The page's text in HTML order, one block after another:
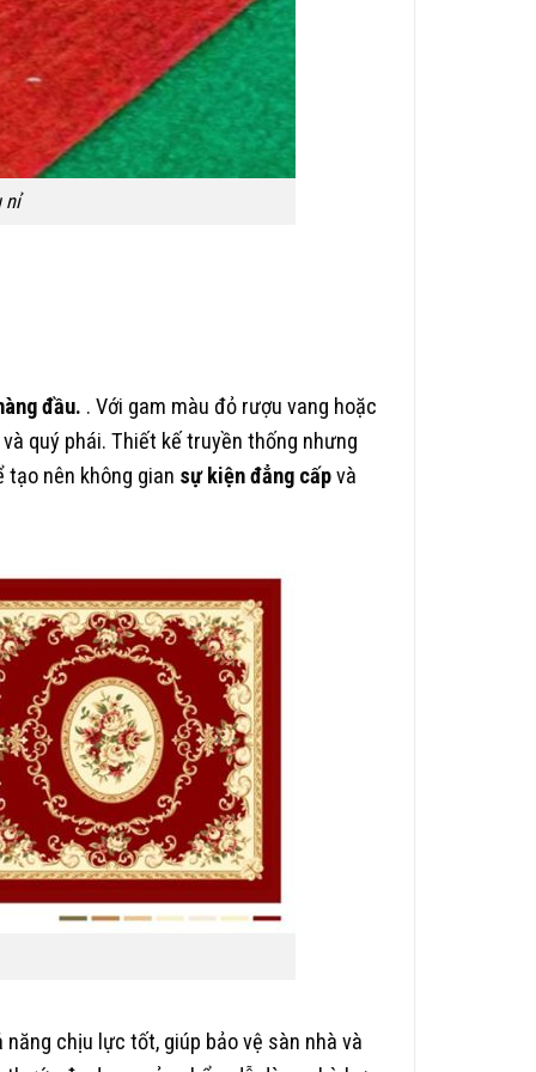
nỉ
đầu. . Với gam màu đỏ rượu vang hoặc
và quý phái. Thiết kế truyền thống nhưng
nên không gian sự kiện đẳng cấpvà
chịu lực tốt, giúp bảo vệ sàn nhà và